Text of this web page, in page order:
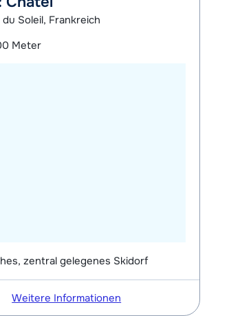
Soleil, Frankreich
Meter
zentral gelegenes Skidorf
Weitere Informationen